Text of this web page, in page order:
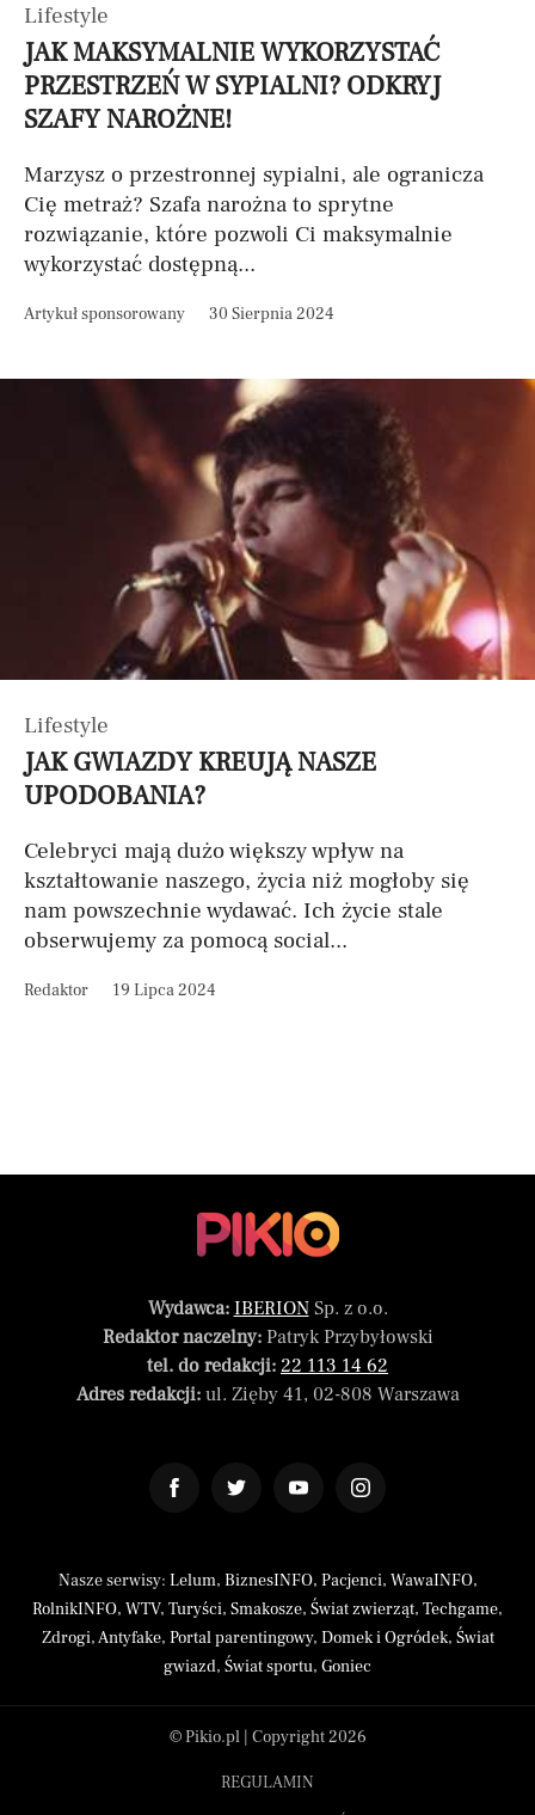
Lifestyle
JAK MAKSYMALNIE WYKORZYSTAĆ
PRZESTRZEŃ W SYPIALNI? ODKRYJ
SZAFY NAROŻNE!
Marzysz o przestronnej sypialni, ale ogranicza
Cię metraż? Szafa narożna to sprytne
rozwiązanie, które pozwoli Ci maksymalnie
wykorzystać dostępną...
Artykuł sponsorowany 30 Sierpnia 2024
Lifestyle
JAK GWIAZDY KREUJĄ NASZE
UPODOBANIA?
Celebryci mają dużo większy wpływ na
kształtowanie naszego, życia niż mogłoby się
nam powszechnie wydawać. Ich życie stale
obserwujemy za pomocą social...
Redaktor 19 Lipca 2024
Wydawca: IBERIONSp. z o.o.
Redaktor naczelny:Patryk Przybyłowski
tel. do redakcji: 22 113 14 62
Adres redakcji:ul. Zięby 41, 02-808 Warszawa
Nasze serwisy: Lelum, BiznesINFO, Pacjenci, WawaINFO,
RolnikINFO, WTV, Turyści, Smakosze, Świat zwierząt, Techgame,
Zdrogi,Antyfake, Portal parentingowy, Domek i Ogródek, Świat
gwiazd, Świat sportu, Goniec
© Pikio.pl | Copyright 2026
REGULAMIN